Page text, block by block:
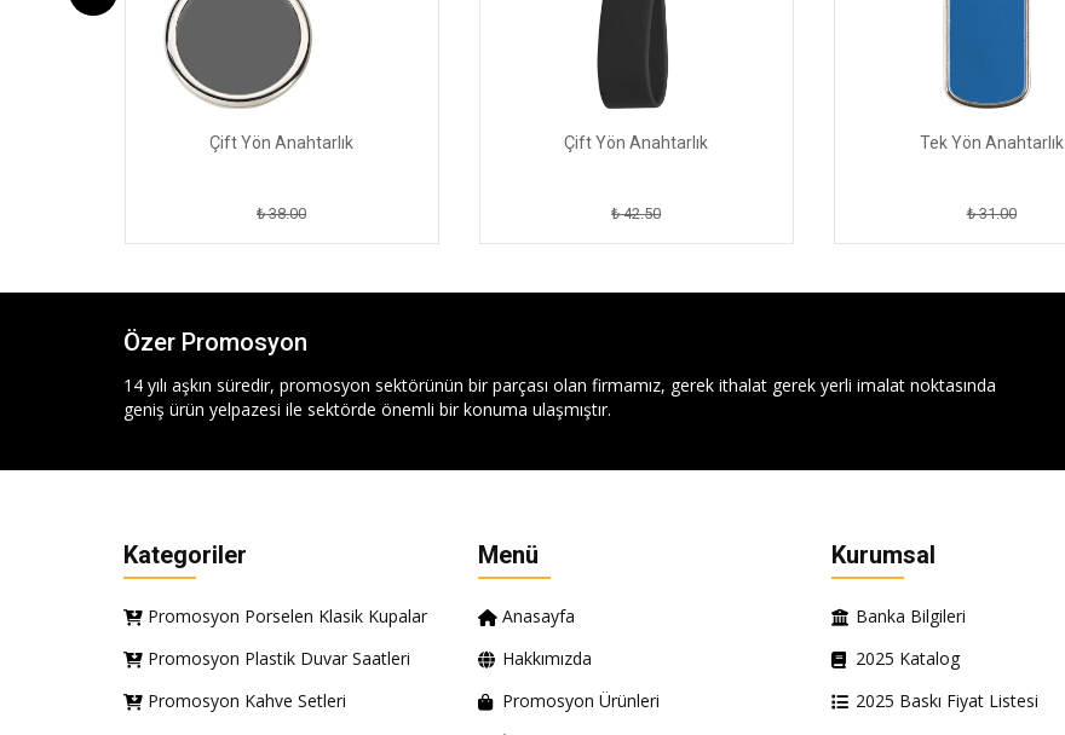
Çift Yön Anahtarlık
₺ 38.00
Çift Yön Anahtarlık
₺ 42.50
Tek Yön Anahtarlık
₺ 31.00
Özer Promosyon
14 yılı aşkın süredir, promosyon sektörünün bir parçası olan firmamız, gerek ithalat gerek yerli imalat noktasında
geniş ürün yelpazesi ile sektörde önemli bir konuma ulaşmıştır.
Kategoriler
Promosyon Porselen Klasik Kupalar
Promosyon Plastik Duvar Saatleri
Promosyon Kahve Setleri
Menü
Anasayfa
Hakkımızda
Promosyon Ürünleri
Kurumsal
Banka Bilgileri
2025 Katalog
2025 Baskı Fiyat Listesi